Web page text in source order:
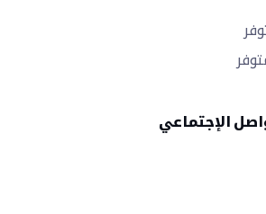
الإجتماعي